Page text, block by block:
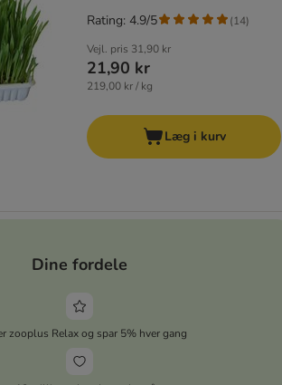
Vejl. pris 31,90 kr
21,90 kr
219,00 kr / kg
Rating: 4.9/5 (14)
Læg i kurv
Dine fordele
zooplus Relax og spar 5% hver gang